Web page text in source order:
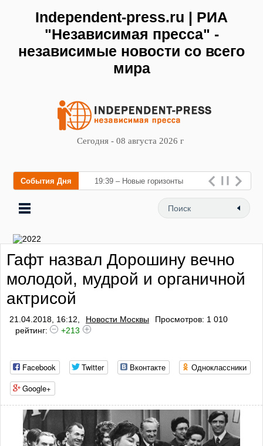
Independent-press.ru | РИА
"Независимая пресса" -
независимые новости со всего
мира
Сегодня - 08 августа 2026 г
События Дня 19:39 – Новые горизонты
флебологии: в Москве
открылся «Городской центр
заболеваний вен и про
Гафт назвал Дорошину вечно
молодой, мудрой и органичной
актрисой
21.04.2018, 16:12, Новости Москвы
Просмотров: 1 010
рейтинг:
+213
Facebook Twitter Вконтакте
Одноклассники
Google+